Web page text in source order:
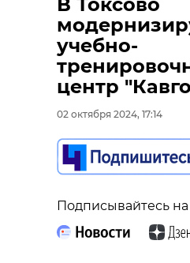
учебно-
центр
02 октября 2024, 17:14
Подписывайтесь на
РЕКОМЕНДУЕМ